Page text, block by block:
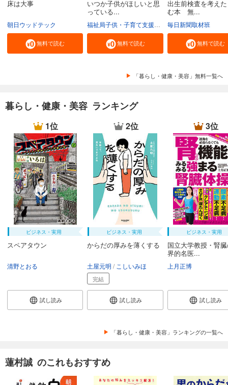
床は大事
朝日ウッドテック
無料で読む
いつか子供がほしいと思
っている...
福祉局子供・子育て支援部家庭支援課 東京都
無料で読む
出生前検査を考え
む本 無...
毎日新聞取材班
無料で読む
「暮らし・健康・美容」無料一覧へ
暮らし・健康・美容 ランキング
1位
ビジネス・実用
スペアタウン
清野とおる
試し読み
2位
ビジネス・実用
からだの厚みを薄くする
土屋元明 こしいみほ
完結
試し読み
3位
ビジネス・実用
国立大学教授・腎
界的名医...
上月正博
試し読み
「暮らし・健康・美容」ランキングの一覧へ
蓮村誠 のこれもおすすめ